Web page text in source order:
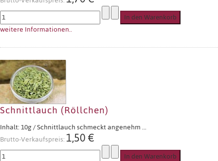
weitere Informationen..
Schnittlauch (Röllchen)
Inhalt: 10g / Schnittlauch schmeckt angenehm ...
Brutto-Verkaufspreis:1,50 €